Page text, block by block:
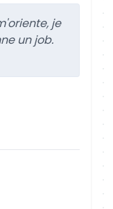
je
un job.